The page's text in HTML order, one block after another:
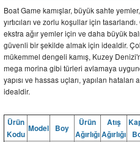
Boat Game kamışlar, büyük sahte
yırtıcıları ve zorlu koşullar için
ekstra ağır yemler için ve daha büyük
güvenli bir şekilde almak için idealdir.
mükemmel dengeli kamış, Kuzey
mega morina gibi türleri avlamaya
yapısı ve hassas uçları, yapılan
idealdir.
Ürün
Kodu
Model Boy
Ürün
Ağırlığı
Atış
Ağırlığı